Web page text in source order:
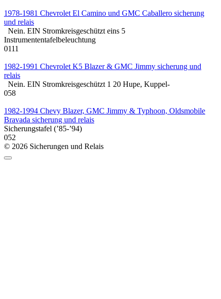
1978-1981 Chevrolet El Camino und GMC Caballero sicherung
und relais
Nein. EIN Stromkreisgeschützt eins 5
Instrumententafelbeleuchtung
0111
1982-1991 Chevrolet K5 Blazer & GMC Jimmy sicherung und
relais
Nein. EIN Stromkreisgeschützt 1 20 Hupe, Kuppel-
058
1982-1994 Chevy Blazer, GMC Jimmy & Typhoon, Oldsmobile
Bravada sicherung und relais
Sicherungstafel (’85-’94)
052
© 2026 Sicherungen und Relais